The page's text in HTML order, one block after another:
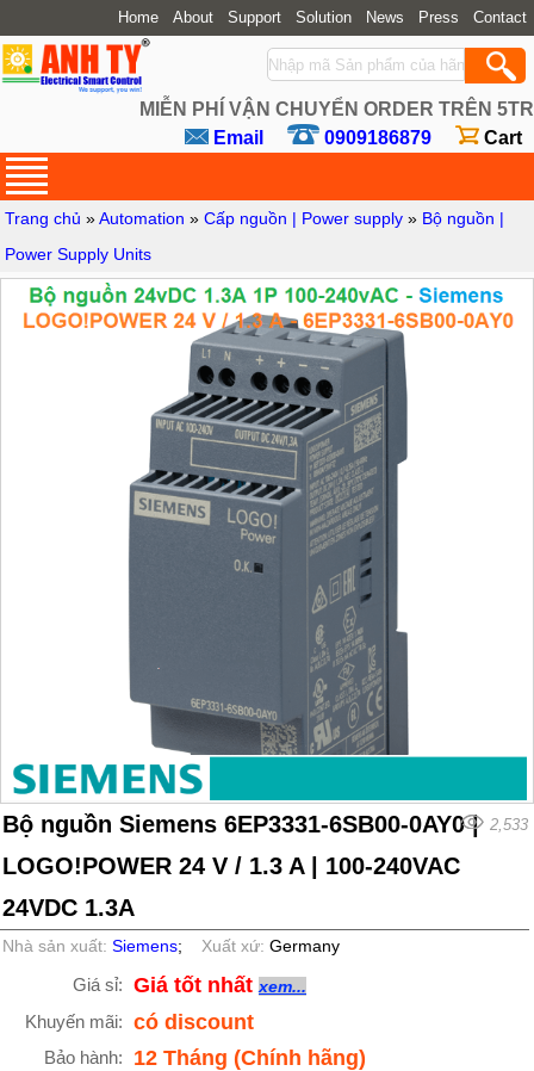
Home About Support Solution News Press Contact
MIỄN PHÍ VẬN CHUYỂN ORDER TRÊN 5TR
Email
0909186879 Cart
Trang chủ »Automation »Cấp nguồn | Power supply » Bộ nguồn |
Power Supply Units
Bộ nguồn Siemens 6EP3331-6SB00-0AY0 |
LOGO!POWER 24 V / 1.3 A | 100-240VAC
24VDC 1.3A
2,533
Nhà sản xuất:Siemens; Xuất xứ:Germany
Giá sỉ: Giá tốt nhất xem...
Khuyến mãi: có discount
Bảo hành: 12 Tháng (Chính hãng)